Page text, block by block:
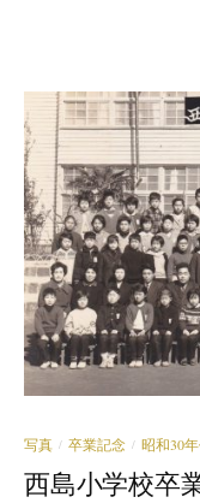
写真 / 卒業記念 / 昭和30
西島小学校卒